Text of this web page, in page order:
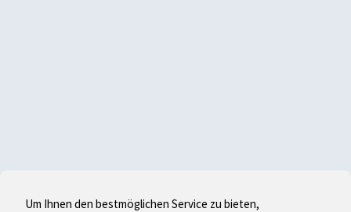
Um Ihnen den bestmöglichen Service zu bieten,